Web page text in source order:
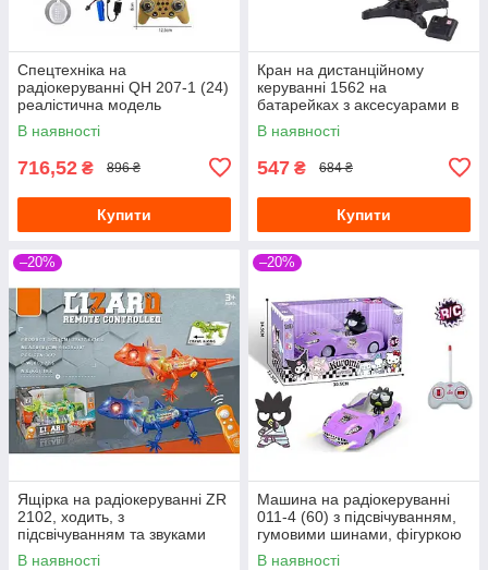
Спецтехніка на
радіокеруванні QH 207-1 (24)
реалістична модель
В наявності
716,52 ₴ 896 ₴
Купити
Кран на дистанційному
керуванні 1562 на
батарейках з аксесуарами в
коробці
В наявності
547 ₴ 684 ₴
Купити
–20%
Ящірка на радіокеруванні ZR
2102, ходить, з
підсвічуванням та звуками
В наявності
–20%
Машина на радіокеруванні
011-4 (60) з підсвічуванням,
гумовими шинами, фігуркою
героя
В наявності